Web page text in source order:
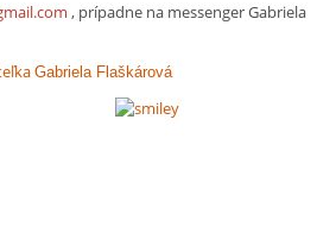
, prípadne na messenger Gabriela
Gabriela Flaškárová